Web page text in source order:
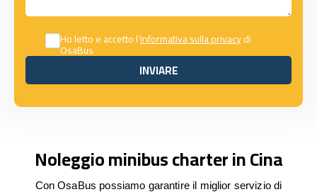
Ho letto e accetto l’Informativa sulla privacydi
OsaBus
INVIARE
INVIARE
Noleggio minibus charter in Cina
Con OsaBus possiamo garantire il miglior servizio di